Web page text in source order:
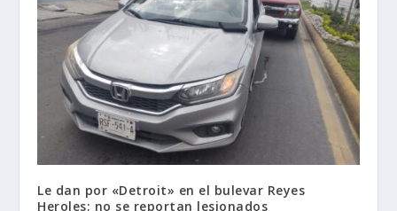
Le dan por «Detroit» en el bulevar Reyes
Heroles; no se reportan lesionados